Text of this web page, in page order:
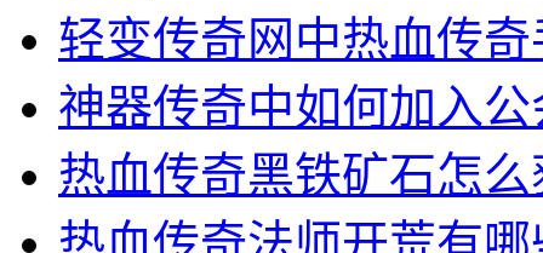
轻变传奇网中热血传
神器传奇中如何加入公
热血传奇黑铁矿石怎